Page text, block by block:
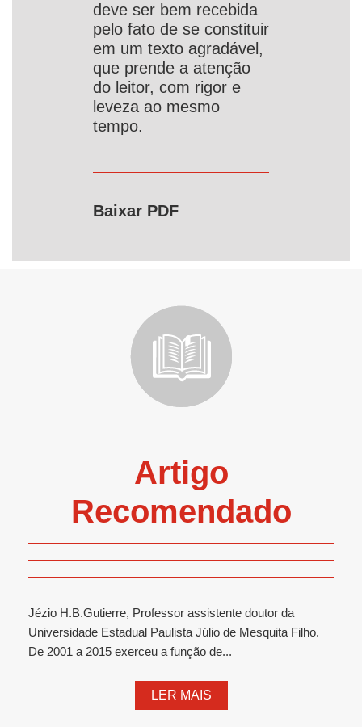
deve ser bem recebida
pelo fato de se constituir
em um texto agradável,
que prende a atenção
do leitor, com rigor e
leveza ao mesmo
tempo.
Baixar PDF
Artigo
Recomendado
Jézio H.B.Gutierre, Professor assistente doutor da
Universidade Estadual Paulista Júlio de Mesquita Filho.
De 2001 a 2015 exerceu a função de...
LER MAIS